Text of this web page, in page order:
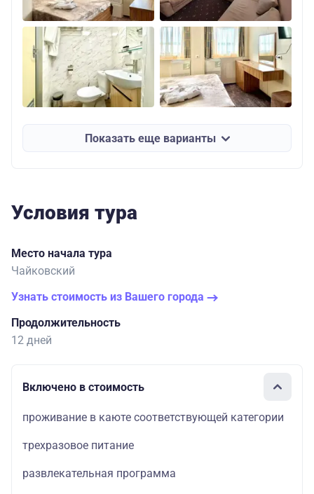
Показать еще варианты
Условия тура
Место начала тура
Чайковский
Узнать стоимость из Вашего города
Продолжительность
12 дней
Включено в стоимость
проживание в каюте соответствующей категории
трехразовое питание
развлекательная программа